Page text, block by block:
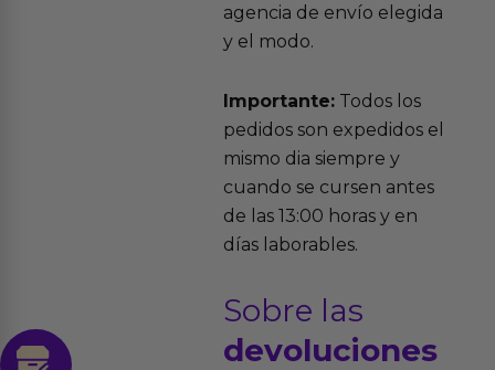
agencia de envío elegida
y el modo.
Importante:Todos los
pedidos son expedidos el
mismo dia siempre y
cuando se cursen antes
de las 13:00 horas y en
días laborables.
Sobre las
devoluciones